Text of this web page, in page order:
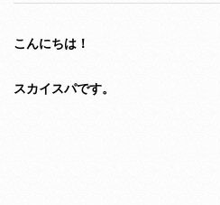
こんにちは！
スカイスパです。